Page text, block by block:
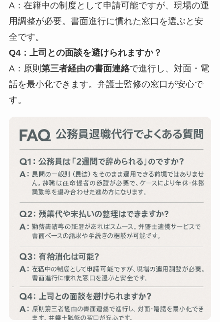
A：在籍中の制度として申請可能ですが、現場の運
用調整が必要。書面進行に慣れた窓口を選ぶと安
全です。
Q4：上司との面談を避けられますか？
A：原則 第三者経由の書面連絡で進行し、対面・電
話を最小化できます。弁護士監修の窓口が安心で
す。